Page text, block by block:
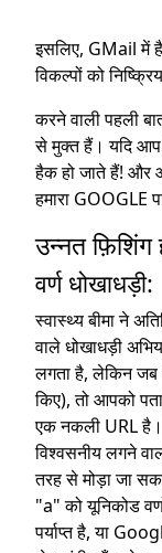
इसलिए, GMail में
विकल्पों को
करने वाली पहली
से मुक्त हैं। यदि आप
हैक हो जाते हैं! और
हमारा GOOGLE
उन्नत
वर्ण धोखाधड़ी:
स्वास्थ्य बीमा ने
वाले धोखाधड़ी
लगता है, लेकिन जब
किए), तो आपको
एक नकली URL
विश्वसनीय लगने
तरह से मोड़ा जा
"a" को यूनिकोड
पर्याप्त है, या